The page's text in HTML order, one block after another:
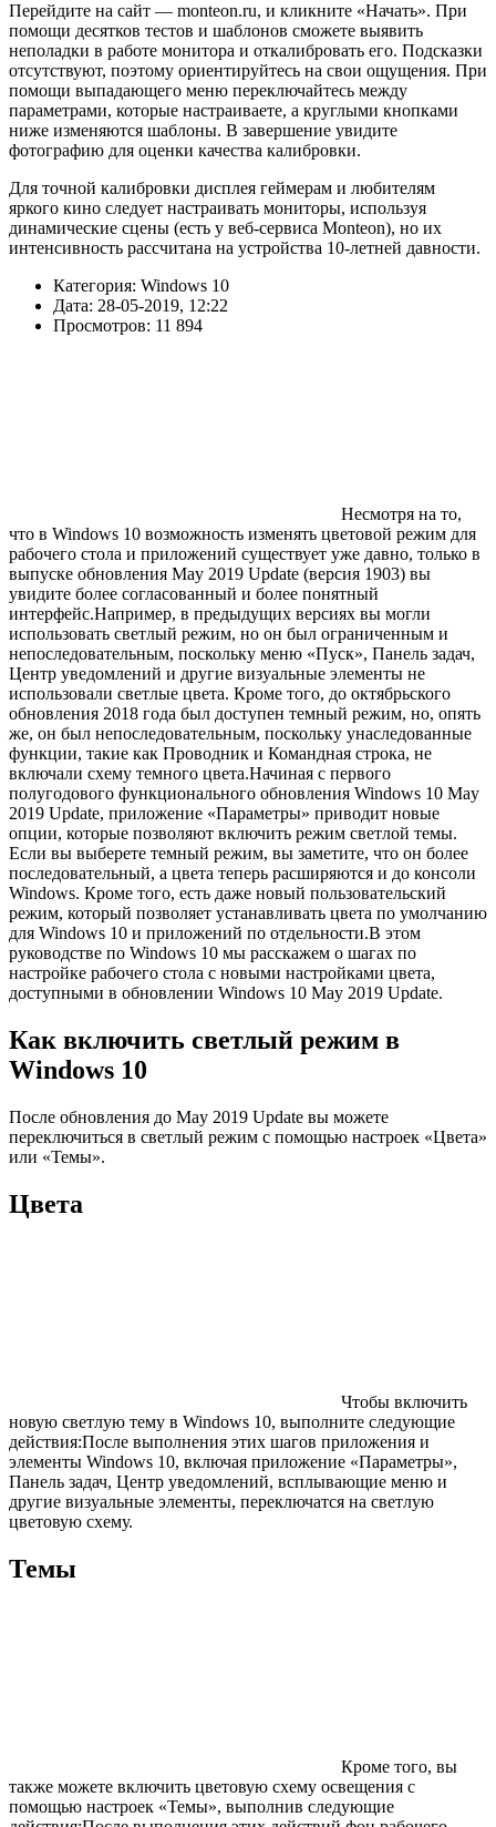
Перейдите на сайт — monteon.ru, и кликните «Начать». При
помощи десятков тестов и шаблонов сможете выявить
неполадки в работе монитора и откалибровать его. Подсказки
отсутствуют, поэтому ориентируйтесь на свои ощущения. При
помощи выпадающего меню переключайтесь между
параметрами, которые настраиваете, а круглыми кнопками
ниже изменяются шаблоны. В завершение увидите
фотографию для оценки качества калибровки.
Для точной калибровки дисплея геймерам и любителям
яркого кино следует настраивать мониторы, используя
динамические сцены (есть у веб-сервиса Monteon), но их
интенсивность рассчитана на устройства 10-летней давности.
Категория: Windows 10
Дата: 28-05-2019, 12:22
Просмотров: 11 894
Несмотря на то,
что в Windows 10 возможность изменять цветовой режим для
рабочего стола и приложений существует уже давно, только в
выпуске обновления May 2019 Update (версия 1903) вы
увидите более согласованный и более понятный
интерфейс.Например, в предыдущих версиях вы могли
использовать светлый режим, но он был ограниченным и
непоследовательным, поскольку меню «Пуск», Панель задач,
Центр уведомлений и другие визуальные элементы не
использовали светлые цвета. Кроме того, до октябрьского
обновления 2018 года был доступен темный режим, но, опять
же, он был непоследовательным, поскольку унаследованные
функции, такие как Проводник и Командная строка, не
включали схему темного цвета.Начиная с первого
полугодового функционального обновления Windows 10 May
2019 Update, приложение «Параметры» приводит новые
опции, которые позволяют включить режим светлой темы.
Если вы выберете темный режим, вы заметите, что он более
последовательный, а цвета теперь расширяются и до консоли
Windows. Кроме того, есть даже новый пользовательский
режим, который позволяет устанавливать цвета по умолчанию
для Windows 10 и приложений по отдельности.В этом
руководстве по Windows 10 мы расскажем о шагах по
настройке рабочего стола с новыми настройками цвета,
доступными в обновлении Windows 10 May 2019 Update.
Как включить светлый режим в
Windows 10
После обновления до May 2019 Update вы можете
переключиться в светлый режим с помощью настроек «Цвета»
или «Темы».
Цвета
Чтобы включить
новую светлую тему в Windows 10, выполните следующие
действия:После выполнения этих шагов приложения и
элементы Windows 10, включая приложение «Параметры»,
Панель задач, Центр уведомлений, всплывающие меню и
другие визуальные элементы, переключатся на светлую
цветовую схему.
Темы
Кроме того, вы
также можете включить цветовую схему освещения с
помощью настроек «Темы», выполнив следующие